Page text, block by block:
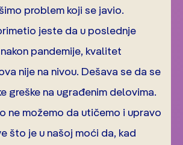
problem koji se javio.
jeste da u poslednje
pandemije, kvalitet
nije na nivou. Dešava se da se
greške na ugrađenim delovima.
ne možemo da utičemo i upravo
što je u našoj moći da, kad